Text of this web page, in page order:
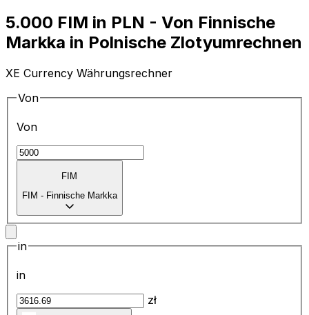
5.000 FIM in PLN - Von Finnische
Markka in Polnische Zlotyumrechnen
XE Currency Währungsrechner
Von
Von
FIM
FIM - Finnische Markka
in
in
zł